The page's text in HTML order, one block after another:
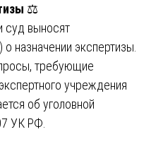
⚖️
суд выносят
назначении экспертизы.
требующие
учреждения
об уголовной
УК РФ.